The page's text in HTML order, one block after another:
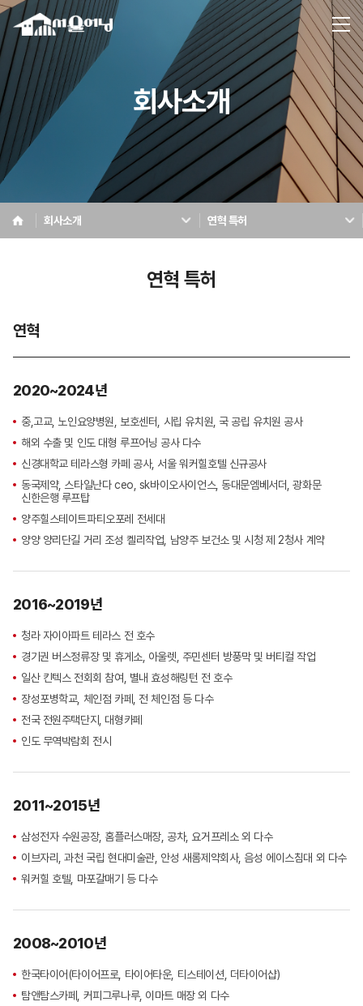
회사소개
회사소개 연혁 특허
연혁 특허
연혁
2020~2024년
중,고교, 노인요양병원, 보호센터, 시립 유치원, 국 공립 유치원 공사
해외 수출 및 인도 대형 루프어닝 공사 다수
신경대학교 테라스형 카페 공사, 서울 워커힐호텔 신규공사
동국제약, 스타일난다 ceo, sk바이오사이언스, 동대문엠베서더, 광화문
신한은행 루프탑
양주힐스테이트파티오포레 전세대
양양 양리단길 거리 조성 켈리작업, 남양주 보건소 및 시청 제 2청사 계약
2016~2019년
청라 자이아파트 테라스 전 호수
경기권 버스정류장 및 휴게소, 아울렛, 주민센터 방풍막 및 버티컬 작업
일산 킨텍스 전회회 참여, 별내 효성해링턴 전 호수
장성포병학교, 체인점 카페, 전 체인점 등 다수
전국 전원주택단지, 대형카페
인도 무역박람회 전시
2011~2015년
삼성전자 수원공장, 홈플러스매장, 공차, 요거프레소 외 다수
이브자리, 과천 국립 현대미술관, 안성 새롬제약회사, 음성 에이스침대 외 다수
워커힐 호텔, 마포갈매기 등 다수
2008~2010년
한국타이어(타이어프로, 타이어타운, 티스테이션, 더타이어샵)
탐앤탐스카페, 커피그루나루, 이마트 매장 외 다수